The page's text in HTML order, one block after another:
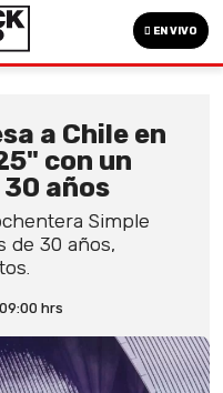
EN VIVO
a Chile en
con un
años
Simple
de 30 años,
hrs